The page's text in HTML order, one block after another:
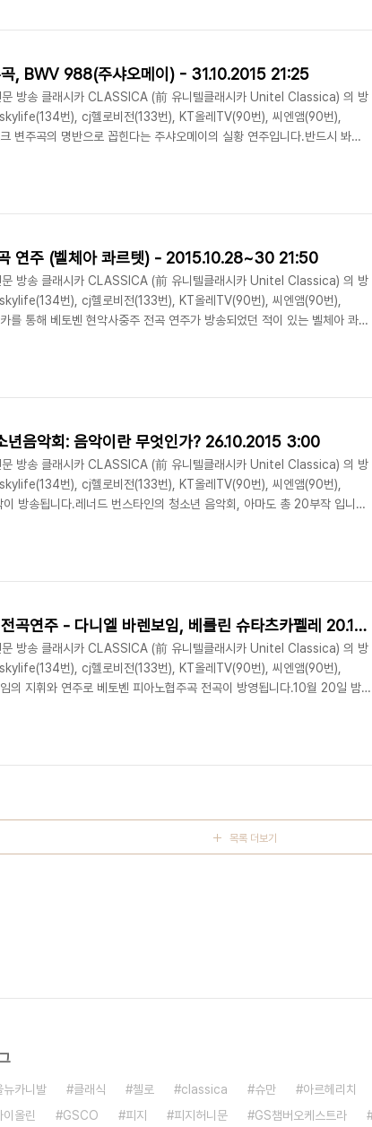
습니다.) 프로그램 정보..
곡, BWV 988(주샤오메이) - 31.10.2015 21:25
문 방송 클래시카 CLASSICA (前 유니텔클래시카 Unitel Classica) 의 방
번), cj헬로비전(133번), KT올레TV(90번), 씨엔앰(90번),
변주곡의 명반으로 꼽힌다는 주샤오메이의 실황 연주입니다.반드시 봐야
BWV 988주 샤오 메이(피아노), 라이프치히 성 토마스 교회, 바흐 축제 기
은 그녀에게..
연주 (벨체아 콰르텟) - 2015.10.28~30 21:50
문 방송 클래시카 CLASSICA (前 유니텔클래시카 Unitel Classica) 의 방
번), cj헬로비전(133번), KT올레TV(90번), 씨엔앰(90번),
를 통해 베토벤 현악사중주 전곡 연주가 방송되었던 적이 있는 벨체아 콰르
번 기회에 잘 들어봐야겠습니다.^^아래는 Classica홈페이지 에 공지된 프
라), 안..
년음악회: 음악이란 무엇인가? 26.10.2015 3:00
문 방송 클래시카 CLASSICA (前 유니텔클래시카 Unitel Classica) 의 방
번), cj헬로비전(133번), KT올레TV(90번), 씨엔앰(90번),
방송됩니다.레너드 번스타인의 청소년 음악회, 아마도 총 20부작 입니다.
대해서 그 내용은 세월이 무색하게 잘 전달 되고 있는 영상물입니다. 이전
인 것 같습니..
베토벤 피아노 협주곡 전곡연주 - 다니엘 바렌보임, 베를린 슈타츠카펠레 20.10.2015 0:10
문 방송 클래시카 CLASSICA (前 유니텔클래시카 Unitel Classica) 의 방
번), cj헬로비전(133번), KT올레TV(90번), 씨엔앰(90번),
의 지휘와 연주로 베토벤 피아노협주곡 전곡이 방영됩니다.10월 20일 밤
지 에 공지된 프로그램 정보입니다.베토벤 피아노 협주곡 제 1번 다장조
수많은 국제무대..
목록 더보기
뉴카니발 클래식 첼로 classica 슈만 아르헤리치
이올린
GSCO 피지 피지허니문 GS챔버오케스트라